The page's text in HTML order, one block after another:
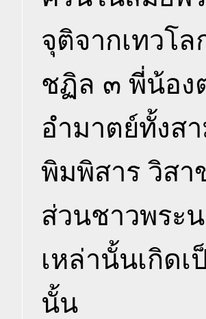
จุติจากเทวโ
ชฏิล ๓ พี่น้อง
อำมาตย์ทั้งส
พิมพิสาร วิสา
ส่วนชาวพระ
เหล่านั้นเกิด
นั้น